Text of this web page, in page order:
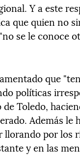
Y a este
que quien no
se le conoce
que
políticas
Toledo,
Además le
llorando por los
y en las